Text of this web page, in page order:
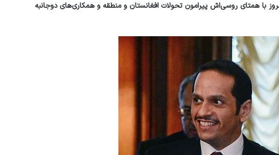
با همتای روسی‌اش پیرامون تحولات افغانستان و منطقه و همکاری‌های دوجانبه